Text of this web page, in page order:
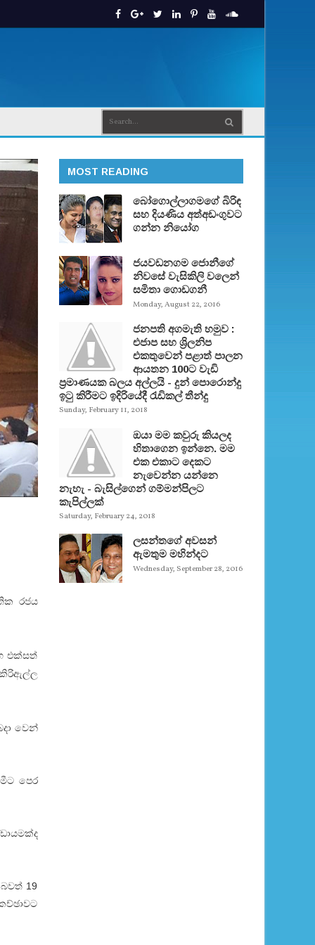
රජය
එක්‌සත්
කිරිඇල්ල
වෙන්
පෙර
19
MOST READING
බෝගොල්ලාගමගේ බිරිඳ
සහ දියණිය අත්අඩංගුවට
ගන්න නියෝග
ජයවඩනගම ජොනීගේ
නිවසේ වැසිකිලි වලෙන්
සමිතා ගොඩගනී
Monday, August 22, 2016
ජනපති අගමැති හමුව :
එජාප සහ ශ්‍රිලනිප
එකතුවෙන් පළාත් පාලන
ආයතන 100ට වැඩි
ප්‍රමාණයක බලය අල්ලයි - දුන් පොරොන්දු
ඉටු කිරීමට ඉදිරියේදී රැඩිකල් තීන්දු
Sunday, February 11, 2018
ඔයා මම කවුරු කියලද
හිතාගෙන ඉන්නෙ. මම
එක එකාට දෙකට
නැවෙන්න යන්නෙ
නැහැ - බැසිල්ගෙන් ගම්මන්පිලට
කැපිල්ලක්
Saturday, February 24, 2018
ලසන්තගේ අවසන්
ඇමතුම මහින්දට
Wednesday, September 28, 2016